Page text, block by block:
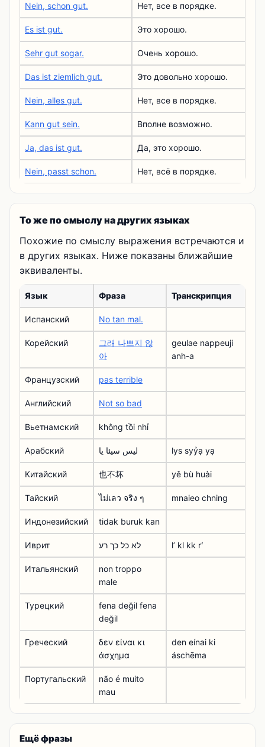
Nein, schon gut. Нет, все в порядке.
Es ist gut. Это хорошо.
Sehr gut sogar. Очень хорошо.
Das ist ziemlich gut. Это довольно хорошо.
Nein, alles gut. Нет, все в порядке.
Kann gut sein. Вполне возможно.
Ja, das ist gut. Да, это хорошо.
Nein, passt schon. Нет, всё в порядке.
То же по смыслу на других языках
Похожие по смыслу выражения встречаются и
в других языках. Ниже показаны ближайшие
эквиваленты.
Язык Фраза Транскрипция
Испанский No tan mal.
Корейский
그래 나쁘지 않
아
geulae nappeuji
anh-a
Французский pas terrible
Английский Not so bad
Вьетнамский không tồi nhỉ
Арабский ليس سيئا يا lys syỷạ yạ
Китайский 也不坏 yě bù huài
Тайский ไม่เลว จริง ๆ mnaieo chning
Индонезийский tidak buruk kan
Иврит לא כל כך רע lʼ kl kk rʻ
Итальянский
non troppo
male
Турецкий
fena değil fena
değil
Греческий
δεν είναι κι
άσχημα
den eínai ki
áschēma
Португальский
não é muito
mau
Ещё фразы